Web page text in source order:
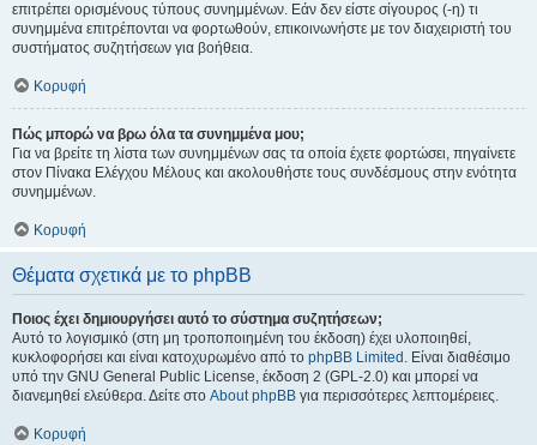
επιτρέπει ορισμένους τύπους συνημμένων. Εάν δεν είστε σίγουρος (-η) τι
συνημμένα επιτρέπονται να φορτωθούν, επικοινωνήστε με τον διαχειριστή του
συστήματος συζητήσεων για βοήθεια.
Κορυφή
Πώς μπορώ να βρω όλα τα συνημμένα μου;
Για να βρείτε τη λίστα των συνημμένων σας τα οποία έχετε φορτώσει, πηγαίνετε
στον Πίνακα Ελέγχου Μέλους και ακολουθήστε τους συνδέσμους στην ενότητα
συνημμένων.
Κορυφή
Θέματα σχετικά με το phpBB
Ποιος έχει δημιουργήσει αυτό το σύστημα συζητήσεων;
Αυτό το λογισμικό (στη μη τροποποιημένη του έκδοση) έχει υλοποιηθεί,
κυκλοφορήσει και είναι κατοχυρωμένο από το phpBB Limited . Είναι διαθέσιμο
υπό την GNU General Public License, έκδοση 2 (GPL-2.0) και μπορεί να
διανεμηθεί ελεύθερα. Δείτε στο About phpBB για περισσότερες λεπτομέρειες.
Κορυφή